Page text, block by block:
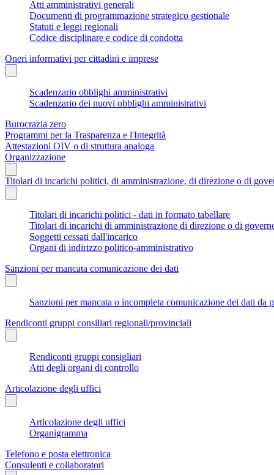
Atti amministrativi generali
Documenti di programmazione strategico gestionale
Statuti e leggi regionali
Codice disciplinare e codice di condotta
Oneri informativi per cittadini e imprese
Scadenzario obblighi amministrativi
Scadenzario dei nuovi obblighi amministrativi
Burocrazia zero
Programmi per la Trasparenza e l'Integrità
Attestazioni OIV o di struttura analoga
Organizzazione
Titolari di incarichi politici, di amministrazione, di direzione o di
Titolari di incarichi politici - dati in formato tabellare
Titolari di incarichi di amministrazione di direzione o di
Soggetti cessati dall'incarico
Organi di indirizzo politico-amministrativo
Sanzioni per mancata comunicazione dei dati
Sanzioni per mancata o incompleta comunicazione dei dati
Rendiconti gruppi consiliari regionali/provinciali
Rendiconti gruppi consigliari
Atti degli organi di controllo
Articolazione degli uffici
Articolazione degli uffici
Organigramma
Telefono e posta elettronica
Consulenti e collaboratori